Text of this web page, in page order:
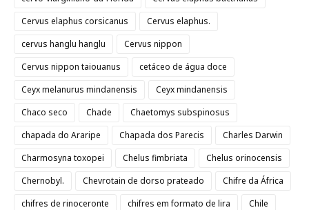
Cervus elaphus corsicanus
Cervus elaphus.
cervus hanglu hanglu
Cervus nippon
Cervus nippon taiouanus
cetáceo de água doce
Ceyx melanurus mindanensis
Ceyx mindanensis
Chaco seco
Chade
Chaetomys subspinosus
chapada do Araripe
Chapada dos Parecis
Charles Darwin
Charmosyna toxopei
Chelus fimbriata
Chelus orinocensis
Chernobyl.
Chevrotain de dorso prateado
Chifre da África
chifres de rinoceronte
chifres em formato de lira
Chile